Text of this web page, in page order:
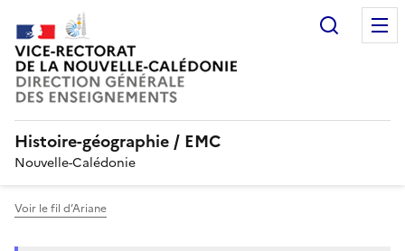
Histoire-géographie / EMC
Nouvelle-Calédonie
Voir le fil d’Ariane